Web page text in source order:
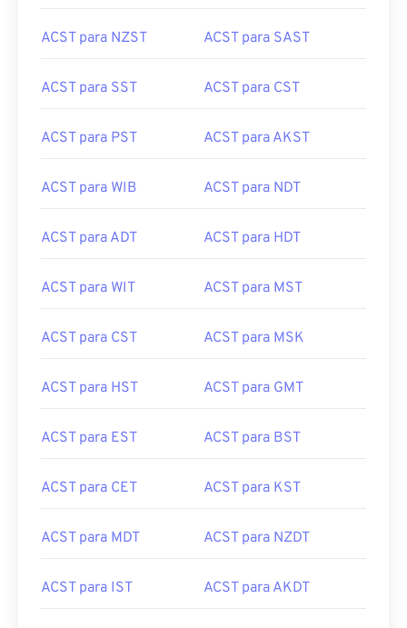
ACST para NZST ACST para SAST
ACST para SST ACST para CST
ACST para PST ACST para AKST
ACST para WIB ACST para NDT
ACST para ADT ACST para HDT
ACST para WIT ACST para MST
ACST para CST ACST para MSK
ACST para HST ACST para GMT
ACST para EST ACST para BST
ACST para CET ACST para KST
ACST para MDT ACST para NZDT
ACST para IST ACST para AKDT